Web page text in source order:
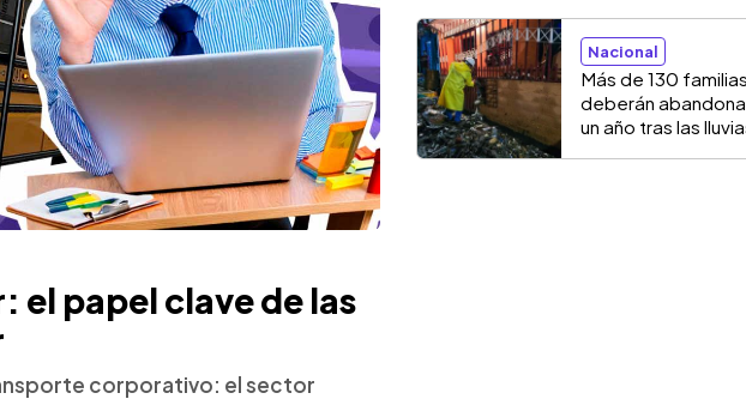
el papel clave de las
corporativo: el sector
Nacional
Más de 130
deberán
un año tras las